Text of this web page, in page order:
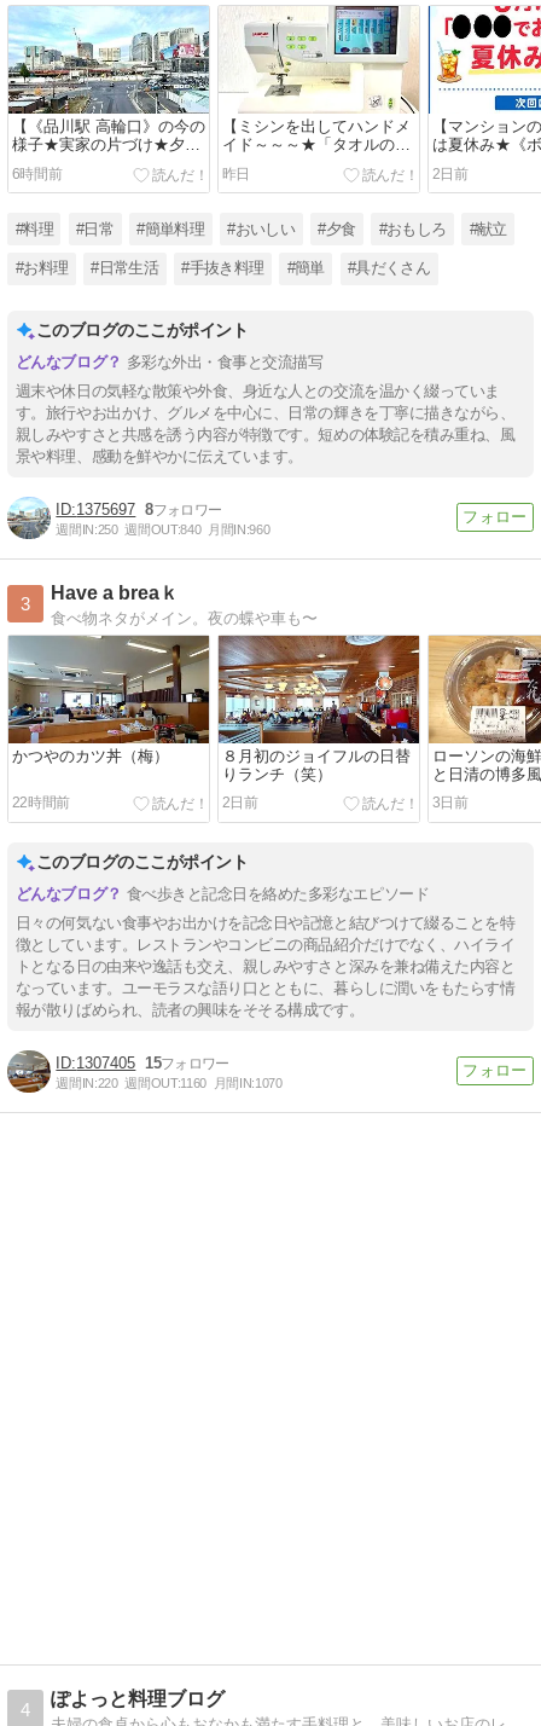
【《品川駅 高輪口》の今の
様子★実家の片づけ★夕食
は《かぶらや》で『焼き
鳥』はじめ『おつまみ』
6時間前
【ミシンを出してハンドメ
イド～～～★「タオルのひ
ざ掛け」を『枕カバー』に
リメイク★今日の夕食は
昨日
【マンション
は夏休み★《
平和島》に行
★《BIGFUN平
い物★夕食は
焼』他】
2日前
#料理 #日常 #簡単料理 #おいしい #夕食 #おもしろ #献立
#お料理 #日常生活 #手抜き料理 #簡単 #具だくさん
このブログのここがポイント
多彩な外出・食事と交流描写
週末や休日の気軽な散策や外食、身近な人との交流を温かく綴っていま
す。旅行やお出かけ、グルメを中心に、日常の輝きを丁寧に描きながら、
親しみやすさと共感を誘う内容が特徴です。短めの体験記を積み重ね、風
景や料理、感動を鮮やかに伝えています。
1375697 8
週間IN:250 週間OUT:840 月間IN:960
3
Have a breaｋ
食べ物ネタがメイン。夜の蝶や車も〜
かつやのカツ丼（梅）
22時間前
８月初のジョイフルの日替
りランチ（笑）
2日前
ローソンの海
と日清の博多
3日前
このブログのここがポイント
食べ歩きと記念日を絡めた多彩なエピソード
日々の何気ない食事やお出かけを記念日や記憶と結びつけて綴ることを特
徴としています。レストランやコンビニの商品紹介だけでなく、ハイライ
トとなる日の由来や逸話も交え、親しみやすさと深みを兼ね備えた内容と
なっています。ユーモラスな語り口とともに、暮らしに潤いをもたらす情
報が散りばめられ、読者の興味をそそる構成です。
1307405 15
週間IN:220 週間OUT:1160 月間IN:1070
4
ぽよっと料理ブログ